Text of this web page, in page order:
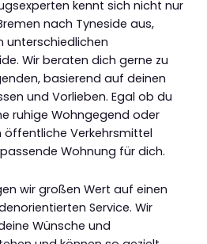
kennt sich nicht nur
nach Tyneside aus,
unterschiedlichen
Wir beraten dich gerne zu
basierend auf deinen
und Vorlieben. Egal ob du
ruhige Wohngegend oder
Verkehrsmittel
Wohnung für dich.
wir großen Wert auf einen
Service. Wir
Wünsche und